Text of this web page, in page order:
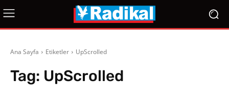
Ana Sayfa Etiketler UpScrolled
Tag: UpScrolled